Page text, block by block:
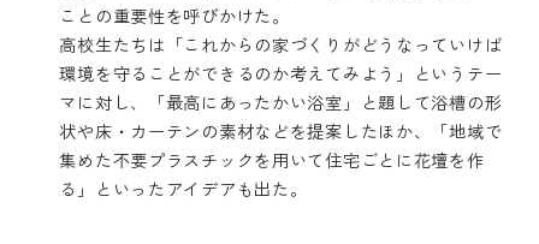
ことの重要性を呼びかけた。
高校生たちは「これからの家づくりがどうなっていけば
環境を守ることができるのか考えてみよう」というテー
マに対し、「最高にあったかい浴室」と題して浴槽の形
状や床・カーテンの素材などを提案したほか、「地域で
集めた不要プラスチックを用いて住宅ごとに花壇を作
る」といったアイデアも出た。